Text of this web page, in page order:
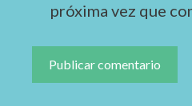
próxima vez que